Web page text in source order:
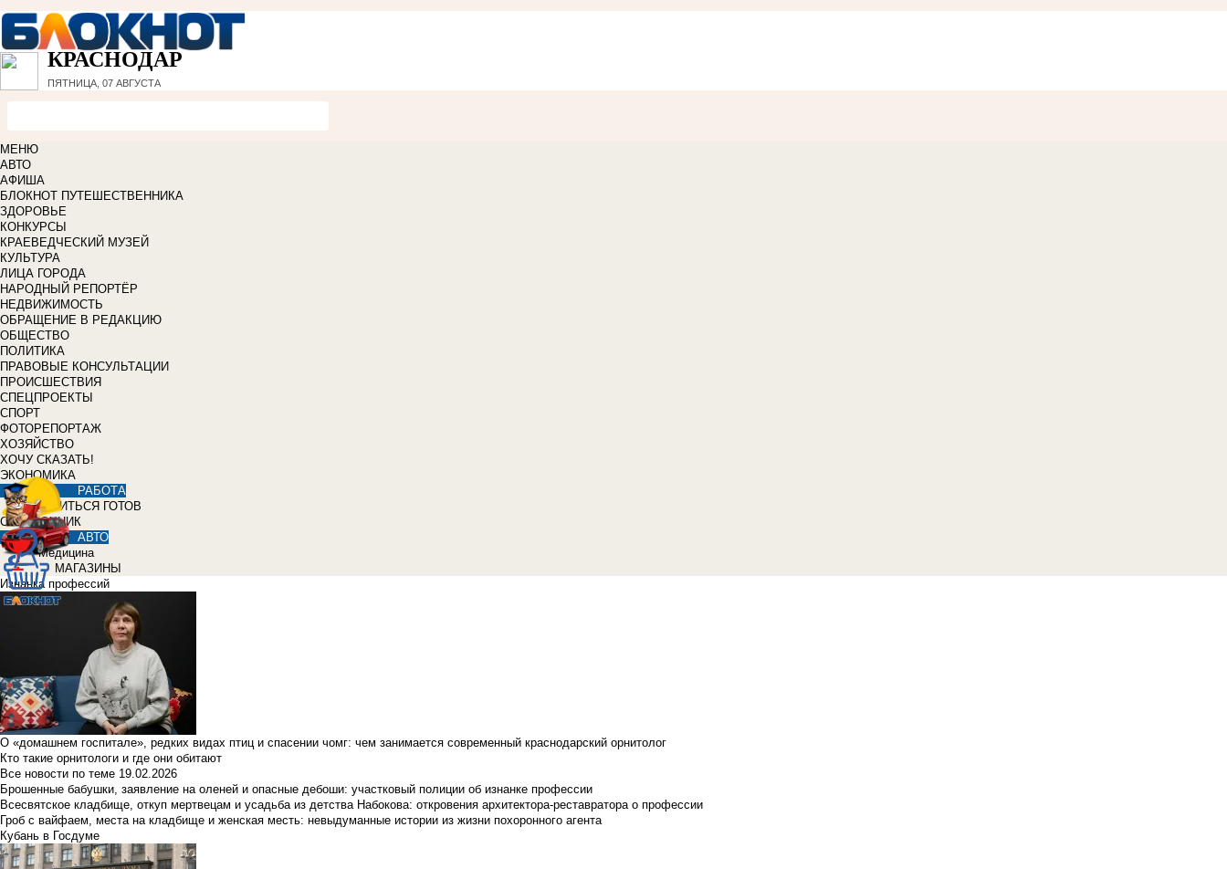
КРАСНОДАР
ПЯТНИЦА, 07 АВГУСТА
МЕНЮ
АВТО
АФИША
БЛОКНОТ ПУТЕШЕСТВЕННИКА
ЗДОРОВЬЕ
КОНКУРСЫ
КРАЕВЕДЧЕСКИЙ МУЗЕЙ
КУЛЬТУРА
ЛИЦА ГОРОДА
НАРОДНЫЙ РЕПОРТЁР
НЕДВИЖИМОСТЬ
ОБРАЩЕНИЕ В РЕДАКЦИЮ
ОБЩЕСТВО
ПОЛИТИКА
ПРАВОВЫЕ КОНСУЛЬТАЦИИ
ПРОИСШЕСТВИЯ
СПЕЦПРОЕКТЫ
СПОРТ
ФОТОРЕПОРТАЖ
ХОЗЯЙСТВО
ХОЧУ СКАЗАТЬ!
ЭКОНОМИКА
РАБОТА
УЧИТЬСЯ ГОТОВ
СПРАВОЧНИК
АВТО
Медицина
МАГАЗИНЫ
Изнанка профессий
О «домашнем госпитале», редких видах птиц и спасении чомг: чем занимается современный краснодарский орнитолог
Кто такие орнитологи и где они обитают
Все новости по теме 19.02.2026
Брошенные бабушки, заявление на оленей и опасные дебоши: участковый полиции об изнанке профессии
Всесвятское кладбище, откуп мертвецам и усадьба из детства Набокова: откровения архитектора-реставратора о профессии
Гроб с вайфаем, места на кладбище и женская месть: невыдуманные истории из жизни похоронного агента
Кубань в Госдуме